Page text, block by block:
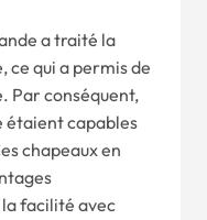
a traité la
ce qui a permis de
Par conséquent,
étaient capables
chapeaux en
facilité avec